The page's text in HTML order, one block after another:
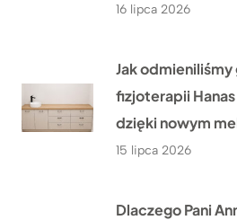
16 lipca 2026
Jak
fizjoterapii Hanas
dzięki nowym
15 lipca 2026
Dlaczego Pani